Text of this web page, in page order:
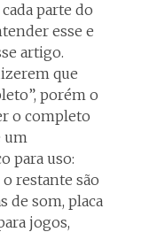
parte do
esse e
artigo.
que
porém o
o completo
um
para uso:
restante são
de som, placa
jogos,